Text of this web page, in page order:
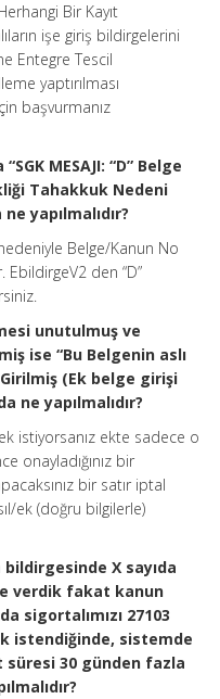
Bir Kayıt
işe giriş bildirgelerini
Entegre Tescil
yaptırılması
başvurmanız
MESAJI: “D” Belge
Tahakkuk Nedeni
ne yapılmalıdır?
Belge/Kanun No
EbildirgeV2 den “D”
unutulmuş ve
ise “Bu Belgenin aslı
(Ek belge girişi
ne yapılmalıdır?
istiyorsanız ekte sadece o
onayladığınız bir
bir satır iptal
ek (doğru bilgilerle)
bildirgesinde X sayıda
verdik fakat kanun
sigortalımızı 27103
istendiğinde, sistemde
süresi 30 günden fazla